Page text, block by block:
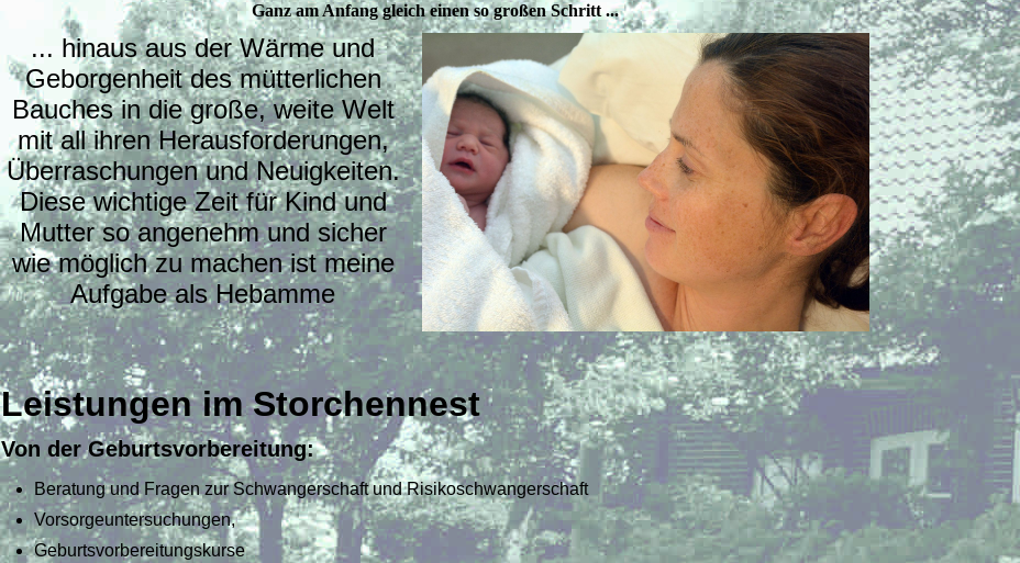
Ganz am Anfang gleich einen so großen Schritt ...
... hinaus aus der Wärme und
Geborgenheit des mütterlichen
Bauches in die große, weite Welt
mit all ihren Herausforderungen,
Überraschungen und Neuigkeiten.
Diese wichtige Zeit für Kind und
Mutter so angenehm und sicher
wie möglich zu machen ist meine
Aufgabe als Hebamme
Leistungen im Storchennest
Von der Geburtsvorbereitung:
Beratung und Fragen zur Schwangerschaft und Risikoschwangerschaft
Vorsorgeuntersuchungen,
Geburtsvorbereitungskurse